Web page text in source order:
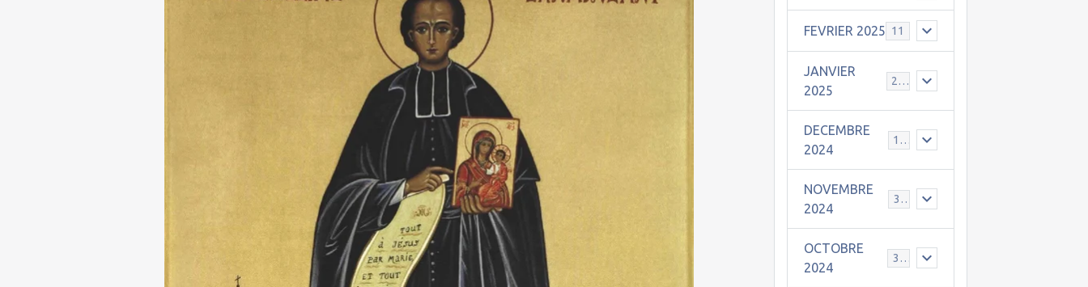
FEVRIER 2025 11
JANVIER
2025
25
DECEMBRE
2024
19
NOVEMBRE
2024
30
OCTOBRE
2024
31